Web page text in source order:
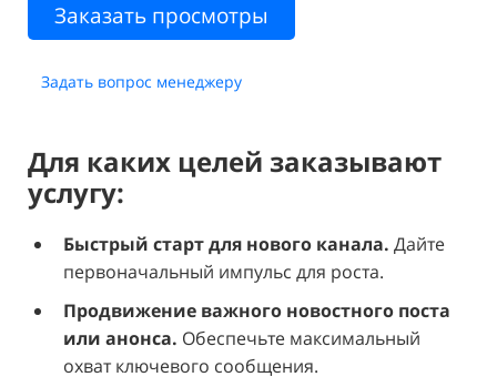
Заказать просмотры
Задать вопрос менеджеру
Для каких целей заказывают
услугу:
Быстрый старт для нового канала. Дайте
первоначальный импульс для роста.
Продвижение важного новостного поста
или анонса. Обеспечьте максимальный
охват ключевого сообщения.